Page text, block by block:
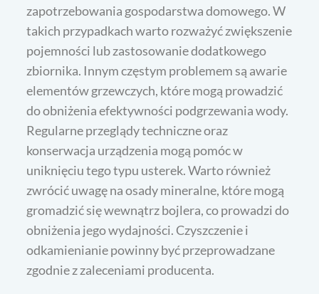
zapotrzebowania gospodarstwa domowego. W
takich przypadkach warto rozważyć zwiększenie
pojemności lub zastosowanie dodatkowego
zbiornika. Innym częstym problemem są awarie
elementów grzewczych, które mogą prowadzić
do obniżenia efektywności podgrzewania wody.
Regularne przeglądy techniczne oraz
konserwacja urządzenia mogą pomóc w
uniknięciu tego typu usterek. Warto również
zwrócić uwagę na osady mineralne, które mogą
gromadzić się wewnątrz bojlera, co prowadzi do
obniżenia jego wydajności. Czyszczenie i
odkamienianie powinny być przeprowadzane
zgodnie z zaleceniami producenta.